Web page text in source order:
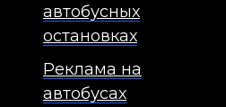
автобусных
остановках
Реклама на
автобусах